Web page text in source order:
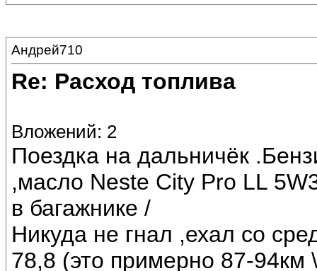
Андрей710
Re: Расход топлива
Вложений: 2
Поездка на дальничёк
,масло Neste City Pro LL
в багажнике /
Никуда не гнал ,ехал со
78,8 (это примерно 87-94км